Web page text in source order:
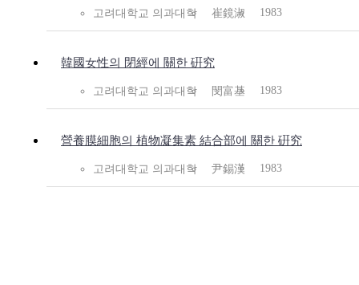
고려대학교 의과대학 崔鏡淑 1983
韓國女性의 閉經에 關한 硏究
고려대학교 의과대학 閔富基 1983
營養膜細胞의 植物凝集素 結合部에 關한 硏究
고려대학교 의과대학 尹錫漢 1983